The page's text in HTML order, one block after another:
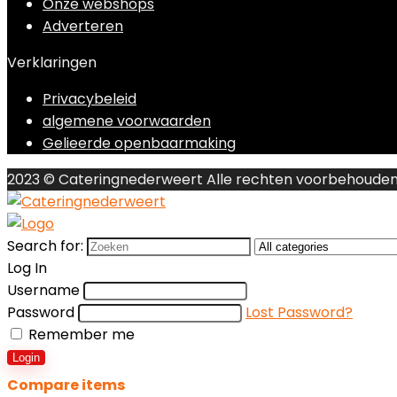
Adverteren
Verklaringen
Privacybeleid
algemene voorwaarden
Gelieerde openbaarmaking
2023 © Cateringnederweert Alle rechten
Search for:
Log In
Username
Password
Lost Password?
Remember me
Login
Compare items